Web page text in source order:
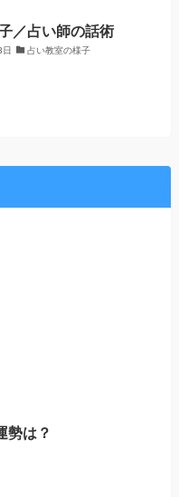
／占い師の話術
占い教室の様子
勢は？